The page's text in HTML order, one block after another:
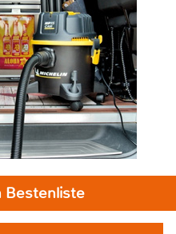
Bestenliste